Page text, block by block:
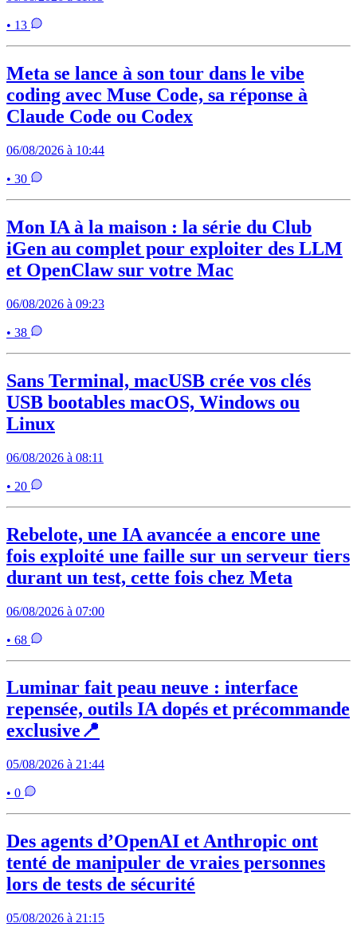
• 13
Meta se lance à son tour dans le vibe
coding avec Muse Code, sa réponse à
Claude Code ou Codex
06/08/2026 à 10:44
• 30
Mon IA à la maison : la série du Club
iGen au complet pour exploiter des LLM
et OpenClaw sur votre Mac
06/08/2026 à 09:23
• 38
Sans Terminal, macUSB crée vos clés
USB bootables macOS, Windows ou
Linux
06/08/2026 à 08:11
• 20
Rebelote, une IA avancée a encore une
fois exploité une faille sur un serveur tiers
durant un test, cette fois chez Meta
06/08/2026 à 07:00
• 68
Luminar fait peau neuve : interface
repensée, outils IA dopés et précommande
exclusive📍
05/08/2026 à 21:44
• 0
Des agents d’OpenAI et Anthropic ont
tenté de manipuler de vraies personnes
lors de tests de sécurité
05/08/2026 à 21:15